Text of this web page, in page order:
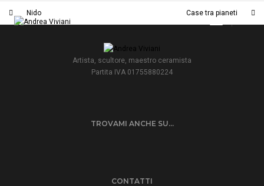
Toggle
Nido Case tra pianeti
Artista, scultore, maestro ceramista
Partita IVA 01755880224
TROVAMI ANCHE SU…
CONTATTI